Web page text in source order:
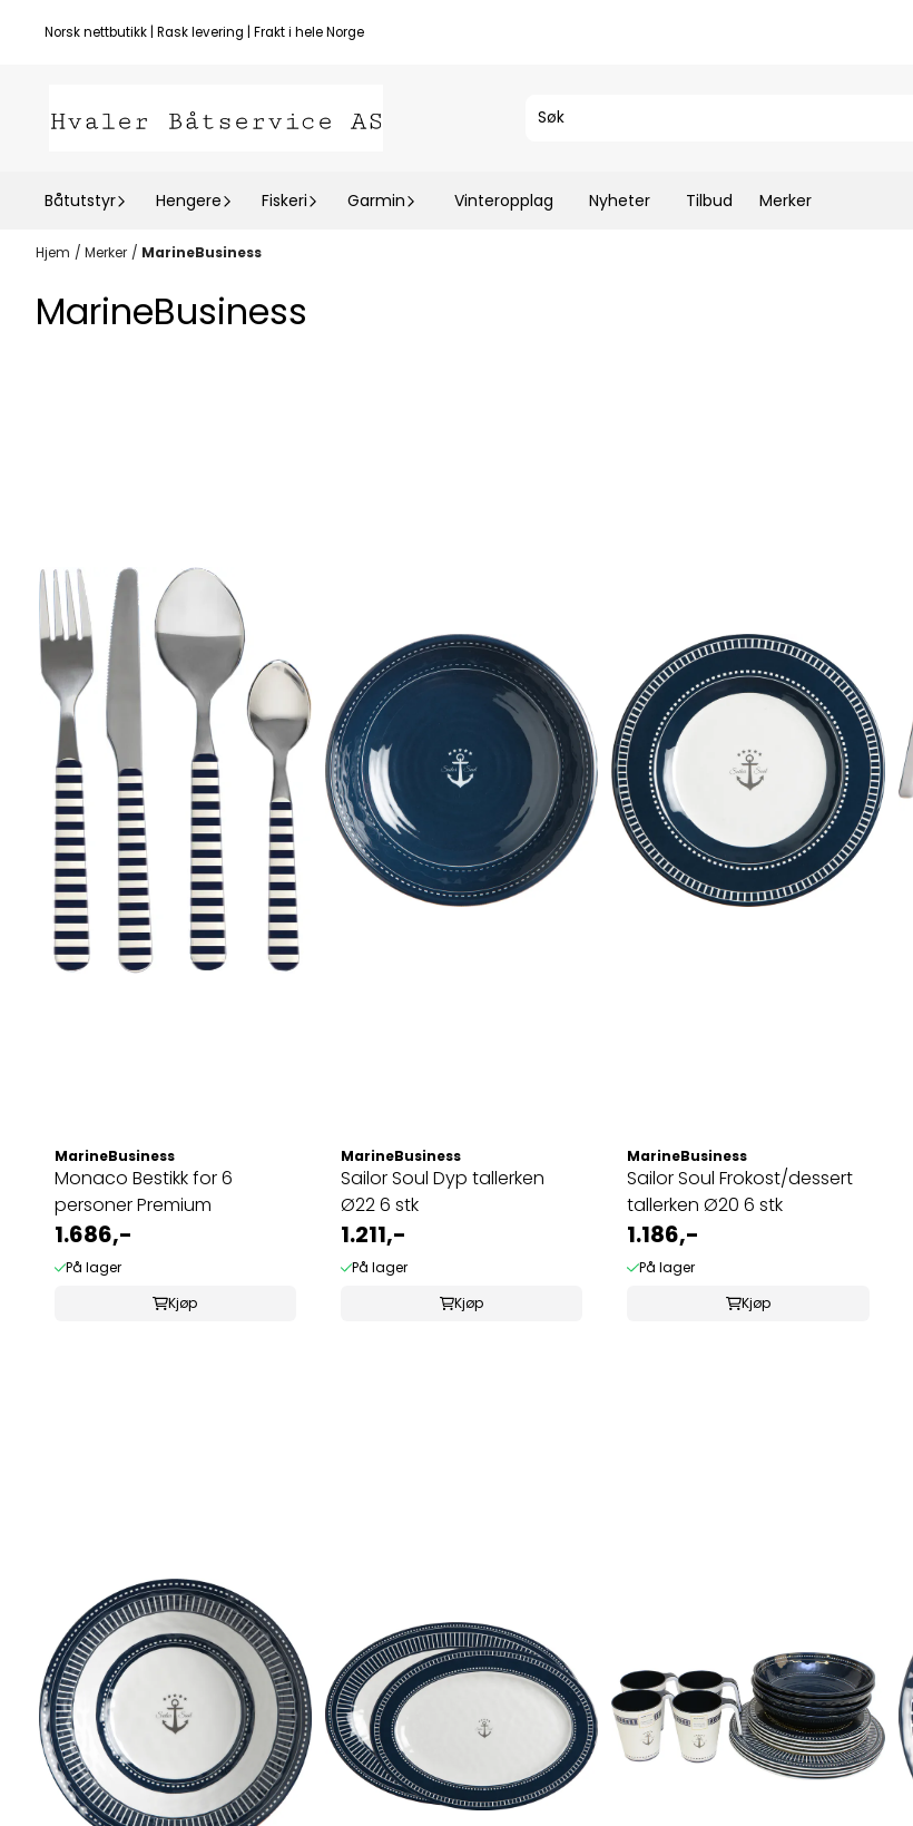
Hopp til innhold
Norsk nettbutikk | Rask levering | Frakt i hele Norge
Båtutstyr Hengere Fiskeri Garmin Vinteropplag Nyheter Tilbud Merker
Hjem / Merker / MarineBusiness
MarineBusiness
MarineBusiness
Monaco Bestikk for 6
personer Premium
1.686,-
På lager
Kjøp
MarineBusiness
Sailor Soul Dyp tallerken
Ø22 6 stk
1.211,-
På lager
Kjøp
MarineBusiness
Sailor Soul Frokost/dessert
tallerken Ø20 6 stk
1.186,-
På lager
Kjøp